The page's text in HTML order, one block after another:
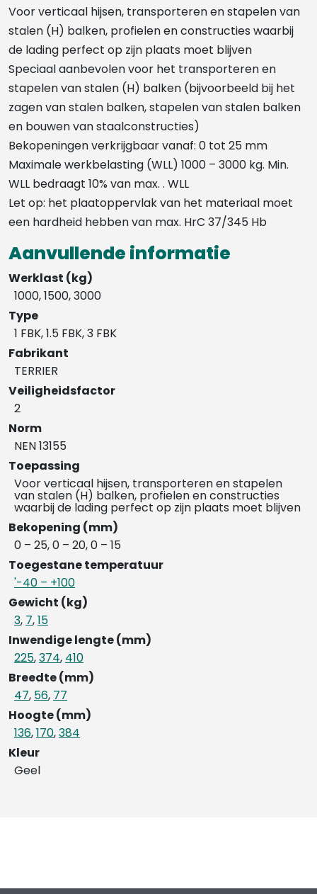
Voor verticaal hijsen, transporteren en stapelen van
stalen (H) balken, profielen en constructies waarbij
de lading perfect op zijn plaats moet blijven
Speciaal aanbevolen voor het transporteren en
stapelen van stalen (H) balken (bijvoorbeeld bij het
zagen van stalen balken, stapelen van stalen balken
en bouwen van staalconstructies)
Bekopeningen verkrijgbaar vanaf: 0 tot 25 mm
Maximale werkbelasting (WLL) 1000 – 3000 kg. Min.
WLL bedraagt ​​10% van max. . WLL
Let op: het plaatoppervlak van het materiaal moet
een hardheid hebben van max. HrC 37/345 Hb
Aanvullende informatie
Werklast (kg)
1000, 1500, 3000
Type
1 FBK, 1.5 FBK, 3 FBK
Fabrikant
TERRIER
Veiligheidsfactor
2
Norm
NEN 13155
Toepassing
Voor verticaal hijsen, transporteren en stapelen
van stalen (H) balken, profielen en constructies
waarbij de lading perfect op zijn plaats moet blijven
Bekopening (mm)
0 – 25, 0 – 20, 0 – 15
Toegestane temperatuur
'-40 – +100
Gewicht (kg)
3, 7,15
Inwendige lengte (mm)
225,374, 410
Breedte (mm)
47, 56, 77
Hoogte (mm)
136,170,384
Kleur
Geel